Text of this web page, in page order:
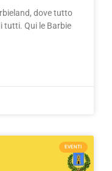
dove tutto
tutti. Qui le Barbie
EVENTI